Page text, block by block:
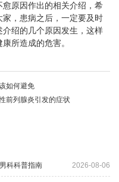
原因作出的相关介绍，希
，患病之后，一定要及时
绍的几个原因发生，这样
所造成的危害。
如何避免
前列腺炎引发的症状
科科普指南 2026-08-06